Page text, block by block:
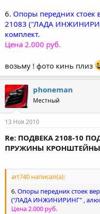
6. Опоры передних стоек
21083 ("ЛАДА
комплект.
Цена 2.000 руб.
возьму ! фото кинь плиз
phoneman
Местный
13 Ноя 2010
Re: ПОДВЕКА 2108-10
ПРУЖИНЫ
art740 написал(а):
6.Опоры передних стоек
("ЛАДА ИНЖИНИРИНГ" ,
Цена 2.000 руб.